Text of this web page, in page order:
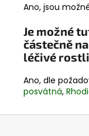
Ano, jsou
Je možné
částečně
léčivé
Ano, dle
posvátná,